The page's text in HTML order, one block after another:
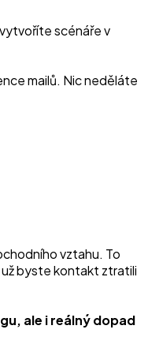
scénáře v
mailů. Nic neděláte
vztahu. To
už byste kontakt ztratili
ale i reálný dopad